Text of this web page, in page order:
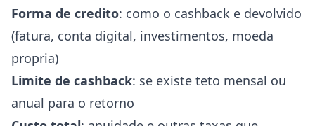
Forma de credito: como o cashback e devolvido
(fatura, conta digital, investimentos, moeda
propria)
Limite de cashback: se existe teto mensal ou
anual para o retorno